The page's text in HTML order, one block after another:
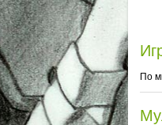
По